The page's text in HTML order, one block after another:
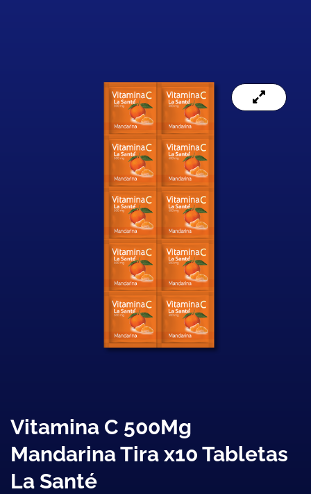
Vitamina C 500Mg
Mandarina Tira x10 Tabletas
La Santé